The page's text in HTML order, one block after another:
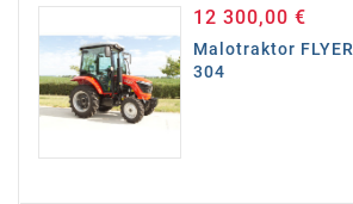
12 300,00 €Cena
Malotraktor FLYER
304